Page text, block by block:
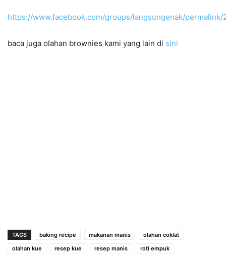
https://www.facebook.com/groups/langsungenak/permalink/
baca juga olahan brownies kami yang lain di sini
TAGS baking recipe makanan manis
olahan coklat
olahan kue
resep kue resep manis roti empuk